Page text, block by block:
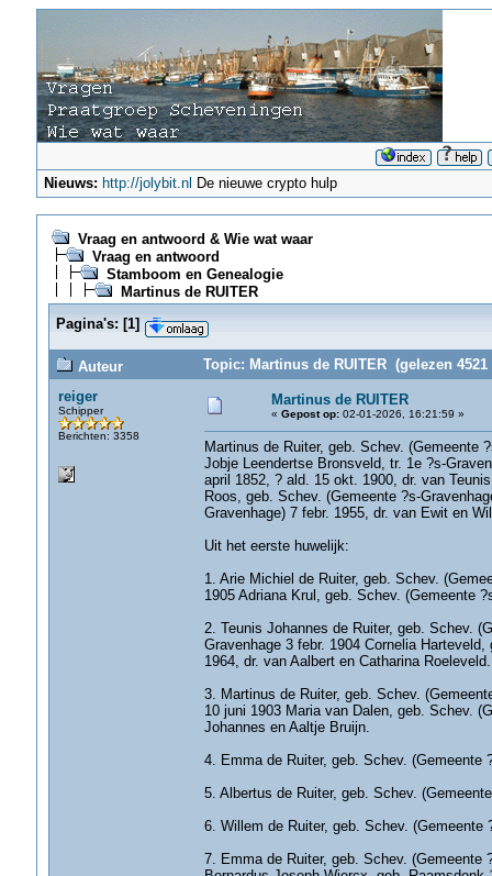
Nieuws: http://jolybit.nl De nieuwe crypto hulp
Vraag en antwoord & Wie wat waar
Vraag en antwoord
Stamboom en Genealogie
Martinus de RUITER
Pagina's: [1]
Auteur
Topic: Martinus de RUITER (gelezen 4521
reiger
Schipper
Berichten: 3358
Martinus de RUITER
« Gepost op:02-01-2026, 16:21:59 »
Martinus de Ruiter, geb. Schev. (Gemeente
Jobje Leendertse Bronsveld, tr. 1e ?s-
april 1852, ? ald. 15 okt. 1900, dr. van
Roos, geb. Schev. (Gemeente ?s-
Gravenhage) 7 febr. 1955, dr. van Ewit en
Uit het eerste huwelijk:
1. Arie Michiel de Ruiter, geb. Schev.
1905 Adriana Krul, geb. Schev. (Gemeente
2. Teunis Johannes de Ruiter, geb. Schev.
Gravenhage 3 febr. 1904 Cornelia
1964, dr. van Aalbert en Catharina Roeleveld.
3. Martinus de Ruiter, geb. Schev.
10 juni 1903 Maria van Dalen, geb. Schev.
Johannes en Aaltje Bruijn.
4. Emma de Ruiter, geb. Schev. (Gemeente
5. Albertus de Ruiter, geb. Schev.
6. Willem de Ruiter, geb. Schev. (Gemeente
7. Emma de Ruiter, geb. Schev. (Gemeente